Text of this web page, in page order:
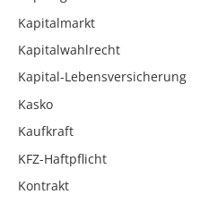
Kapitalmarkt
Kapitalwahlrecht
Kapital-Lebensversicherung
Kasko
Kaufkraft
KFZ-Haftpflicht
Kontrakt